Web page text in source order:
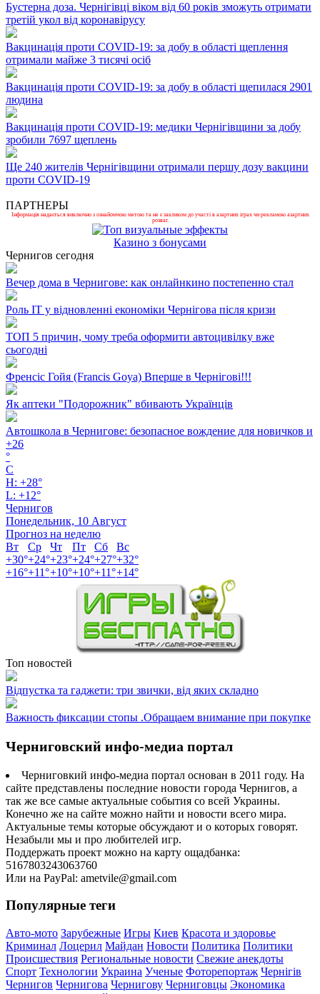
Бустерна доза. Чернігівці віком від 60 років зможуть отримати
третій укол від коронавірусу
Вакцинація проти COVID-19: за добу в області щеплення
отримали майже 3 тисячі осіб
Вакцинація проти COVID-19: за добу в області щепилася 2901
людина
Вакцинація проти COVID-19: медики Чернігівщини за добу
зробили 7697 щеплень
Ще 240 жителів Чернігівщини отримали першу дозу вакцини
проти COVID-19
ПАРТНЕРЫ
Інформація надається виключно з ознайомчою метою та не є закликом до участі в азартних іграх чи рекламою азартних
розваг.
Казино з бонусами
Чернигов сегодня
Вечер дома в Чернигове: как онлайнкино постепенно стал
Роль ІТ у відновленні економіки Чернігова після кризи
ТОП 5 причин, чому треба оформити автоцивілку вже
сьогодні
Френсіс Гойя (Francis Goya) Вперше в Чернігові!!!
Як аптеки "Подорожник" вбивають Українців
Автошкола в Чернигове: безопасное вождение для новичков и
+26
°
C
H: +28°
L: +12°
Чернигов
Понедельник, 10 Август
Прогноз на неделю
Вт
Ср Чт Пт Сб
Вс
+30°+24°+23°+24°+27°+32°
+16°+11°+10°+10°+11°+14°
Топ новостей
Відпустка та гаджети: три звички, від яких складно
Важность фиксации стопы .Обращаем внимание при покупке
Черниговский инфо-медиа портал
Черниговкий инфо-медиа портал основан в 2011 году. На
сайте представлены последние новости города Чернигов, а
так же все самые актуальные события со всей Украины.
Конечно же на сайте можно найти и новости всего мира.
Актуальные темы которые обсуждают и о которых говорят.
Незабыли мы и про любителей игр.
Поддержать проект можно на карту ощадбанка:
5167803243063760
Или на PayPal: ametvile@gmail.com
Популярные теги
Авто-мото Зарубежные Игры Киев Красота и здоровье
Криминал Лоцерил Майдан Новости Политика Политики
Происшествия Региональные новости Свежие анекдоты
Спорт Технологии Украина Ученые Фоторепортаж Чернігів
Чернигов Чернигова Чернигову Черниговцы Экономика